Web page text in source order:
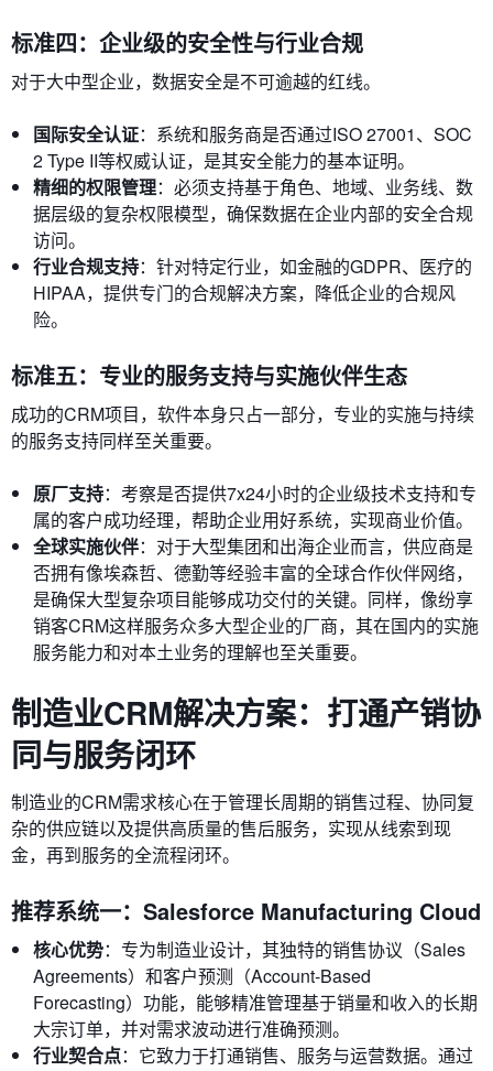
标准四：企业级的安全性与行业合规
对于大中型企业，数据安全是不可逾越的红线。
国际安全认证：系统和服务商是否通过ISO 27001、SOC
2 Type II等权威认证，是其安全能力的基本证明。
精细的权限管理：必须支持基于角色、地域、业务线、数
据层级的复杂权限模型，确保数据在企业内部的安全合规
访问。
行业合规支持：针对特定行业，如金融的GDPR、医疗的
HIPAA，提供专门的合规解决方案，降低企业的合规风
险。
标准五：专业的服务支持与实施伙伴生态
成功的CRM项目，软件本身只占一部分，专业的实施与持续
的服务支持同样至关重要。
原厂支持：考察是否提供7x24小时的企业级技术支持和专
属的客户成功经理，帮助企业用好系统，实现商业价值。
全球实施伙伴：对于大型集团和出海企业而言，供应商是
否拥有像埃森哲、德勤等经验丰富的全球合作伙伴网络，
是确保大型复杂项目能够成功交付的关键。同样，像纷享
销客CRM这样服务众多大型企业的厂商，其在国内的实施
服务能力和对本土业务的理解也至关重要。
制造业CRM解决方案：打通产销协
同与服务闭环
制造业的CRM需求核心在于管理长周期的销售过程、协同复
杂的供应链以及提供高质量的售后服务，实现从线索到现
金，再到服务的全流程闭环。
推荐系统一：Salesforce Manufacturing Cloud
核心优势：专为制造业设计，其独特的销售协议（Sales
Agreements）和客户预测（Account-Based
Forecasting）功能，能够精准管理基于销量和收入的长期
大宗订单，并对需求波动进行准确预测。
行业契合点：它致力于打通销售、服务与运营数据。通过